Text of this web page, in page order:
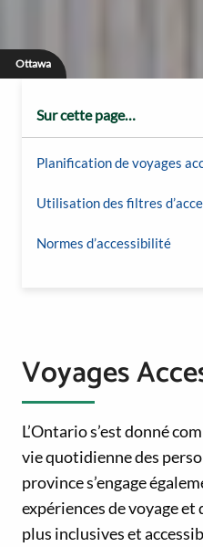
Ottawa
Sur cette page…
Planification de voyages
Utilisation des filtres
Normes d’accessibilité
Voyages
L’Ontario s’est donné
vie quotidienne des
province s’engage
expériences de voyage
plus inclusives et